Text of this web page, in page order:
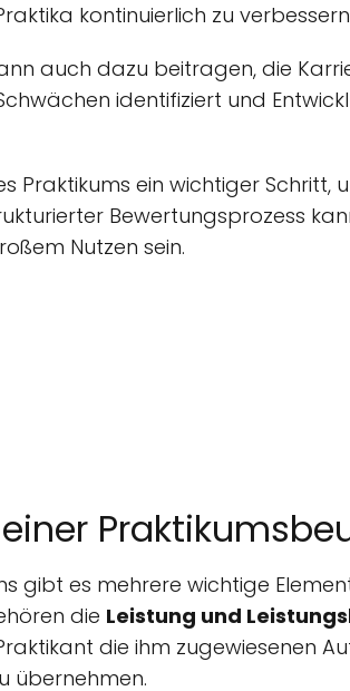
kontinuierlich zu
auch dazu beitragen, die
identifiziert und
Praktikums ein wichtiger Schritt,
Bewertungsprozess
Nutzen sein.
gibt es mehrere wichtige
die Leistung und
die ihm zugewiesenen
übernehmen.